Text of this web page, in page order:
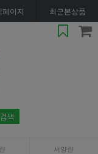
페이지 최근본상품
서양란